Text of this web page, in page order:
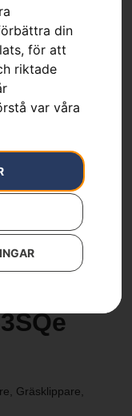
din
för att
riktade
var våra
Gräsklippare